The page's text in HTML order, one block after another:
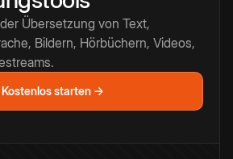
Übersetzung von Text,
Bildern, Hörbüchern, Videos,
Kostenlos starten →